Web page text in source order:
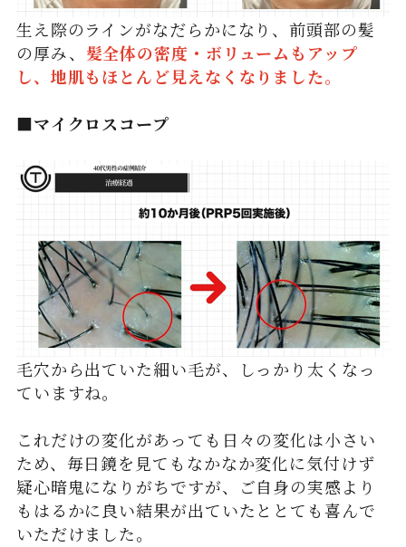
生え際のラインがなだらかになり、前頭部の髪
の厚み、 髪全体の密度・ボリュームもアップ
し、地肌もほとんど見えなくなりました。
■マイクロスコープ
毛穴から出ていた細い毛が、しっかり太くなっ
ていますね。
これだけの変化があっても日々の変化は小さい
ため、毎日鏡を見てもなかなか変化に気付けず
疑心暗鬼になりがちですが、ご自身の実感より
もはるかに良い結果が出ていたととても喜んで
いただけました。